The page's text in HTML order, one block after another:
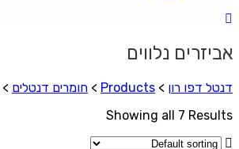
אביזרים נלווים
דנטל דפו רון >
Products
> חומרים דנטלים >
Showing all 7 Results